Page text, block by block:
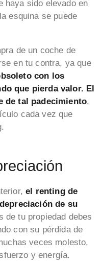
haya sido elevado en
esquina se puede
de un coche de
en tu contra, ya que
con los
que pierda valor. El
de tal padecimiento,
cada vez que
el renting de
de su
de tu propiedad debes
con su pérdida de
veces molesto,
y energía.